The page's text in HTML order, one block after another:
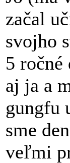
začal
svojho
5 ročné
aj ja a
gungfu
sme
veľmi